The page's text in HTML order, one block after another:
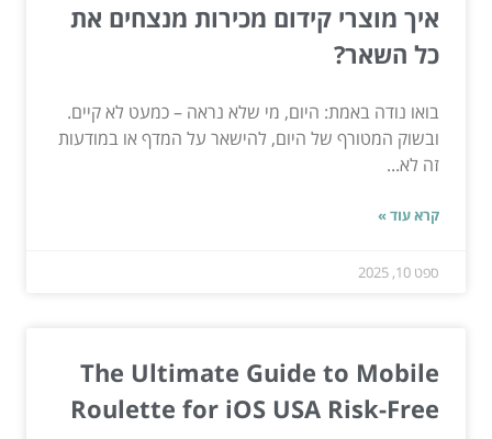
איך מוצרי קידום מכירות מנצחים את
כל השאר?
בואו נודה באמת: היום, מי שלא נראה – כמעט לא קיים.
ובשוק המטורף של היום, להישאר על המדף או במודעות
זה לא...
קרא עוד »
ספט 10, 2025
The Ultimate Guide to Mobile
Roulette for iOS USA Risk-Free